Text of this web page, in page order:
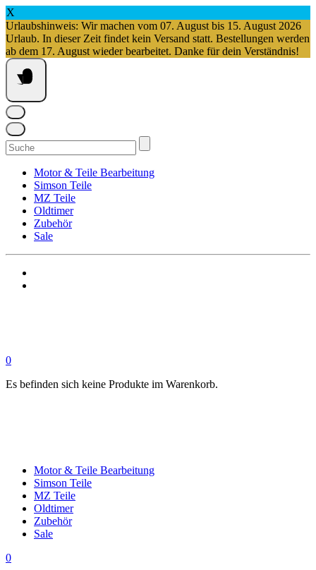
X
Urlaubshinweis: Wir machen vom 07. August bis 15. August 2026
Urlaub. In dieser Zeit findet kein Versand statt. Bestellungen werden
ab dem 17. August wieder bearbeitet. Danke für dein Verständnis!
Springe
zum
Inhalt
Suchen
nach:
Motor & Teile Bearbeitung
Simson Teile
MZ Teile
Oldtimer
Zubehör
Sale
0
Es befinden sich keine Produkte im Warenkorb.
Motor & Teile Bearbeitung
Simson Teile
MZ Teile
Oldtimer
Zubehör
Sale
0